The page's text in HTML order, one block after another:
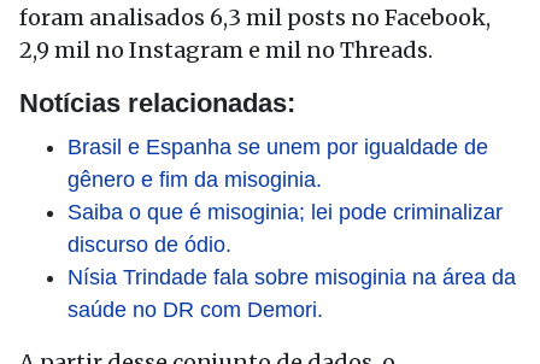
foram analisados 6,3 mil posts no Facebook,
2,9 mil no Instagram e mil no Threads.
Notícias relacionadas:
Brasil e Espanha se unem por igualdade de
gênero e fim da misoginia.
Saiba o que é misoginia; lei pode criminalizar
discurso de ódio.
Nísia Trindade fala sobre misoginia na área da
saúde no DR com Demori.